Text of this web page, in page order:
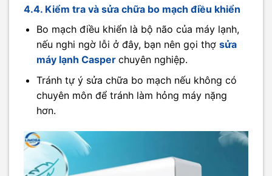
4.4. Kiểm tra và sửa chữa bo mạch điều khiển
Bo mạch điều khiển là bộ não của máy lạnh,
nếu nghi ngờ lỗi ở đây, bạn nên gọi thợ sửa
máy lạnh Casper chuyên nghiệp.
Tránh tự ý sửa chữa bo mạch nếu không có
chuyên môn để tránh làm hỏng máy nặng
hơn.